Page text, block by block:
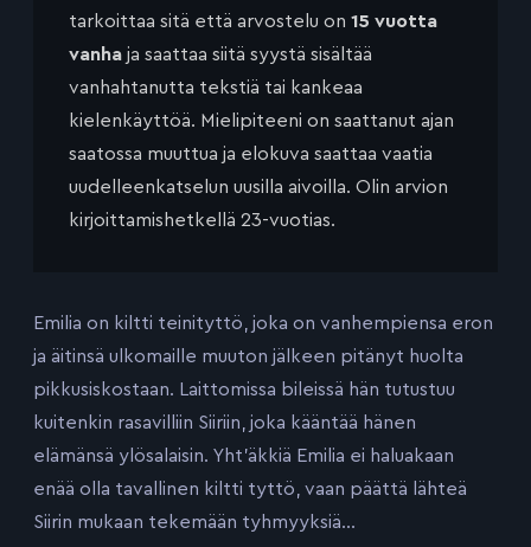
tarkoittaa sitä että arvostelu on 15 vuotta
vanha ja saattaa siitä syystä sisältää
vanhahtanutta tekstiä tai kankeaa
kielenkäyttöä. Mielipiteeni on saattanut ajan
saatossa muuttua ja elokuva saattaa vaatia
uudelleenkatselun uusilla aivoilla. Olin arvion
kirjoittamishetkellä 23-vuotias.
Emilia on kiltti teinityttö, joka on vanhempiensa eron
ja äitinsä ulkomaille muuton jälkeen pitänyt huolta
pikkusiskostaan. Laittomissa bileissä hän tutustuu
kuitenkin rasavilliin Siiriin, joka kääntää hänen
elämänsä ylösalaisin. Yht’äkkiä Emilia ei haluakaan
enää olla tavallinen kiltti tyttö, vaan päättä lähteä
Siirin mukaan tekemään tyhmyyksiä…